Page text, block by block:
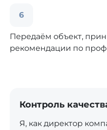
6
Передаём объект,
рекомендации по
Контроль
Я, как директор